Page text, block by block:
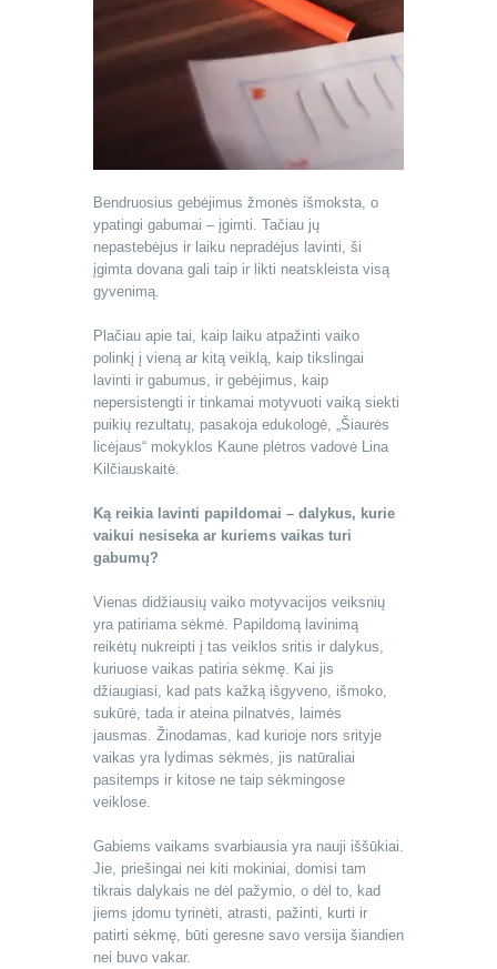
Bendruosius gebėjimus žmonės išmoksta, o
ypatingi gabumai – įgimti. Tačiau jų
nepastebėjus ir laiku nepradėjus lavinti, ši
įgimta dovana gali taip ir likti neatskleista visą
gyvenimą.
Plačiau apie tai, kaip laiku atpažinti vaiko
polinkį į vieną ar kitą veiklą, kaip tikslingai
lavinti ir gabumus, ir gebėjimus, kaip
nepersistengti ir tinkamai motyvuoti vaiką siekti
puikių rezultatų, pasakoja edukologė, „Šiaurės
licėjaus“ mokyklos Kaune plėtros vadovė Lina
Kilčiauskaitė.
Ką reikia lavinti papildomai – dalykus, kurie
vaikui nesiseka ar kuriems vaikas turi
gabumų?
Vienas didžiausių vaiko motyvacijos veiksnių
yra patiriama sėkmė. Papildomą lavinimą
reikėtų nukreipti į tas veiklos sritis ir dalykus,
kuriuose vaikas patiria sėkmę. Kai jis
džiaugiasi, kad pats kažką išgyveno, išmoko,
sukūrė, tada ir ateina pilnatvės, laimės
jausmas. Žinodamas, kad kurioje nors srityje
vaikas yra lydimas sėkmės, jis natūraliai
pasitemps ir kitose ne taip sėkmingose
veiklose.
Gabiems vaikams svarbiausia yra nauji iššūkiai.
Jie, priešingai nei kiti mokiniai, domisi tam
tikrais dalykais ne dėl pažymio, o dėl to, kad
jiems įdomu tyrinėti, atrasti, pažinti, kurti ir
patirti sėkmę, būti geresne savo versija šiandien
nei buvo vakar.